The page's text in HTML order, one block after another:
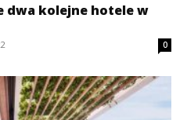
dwa kolejne hotele w
0